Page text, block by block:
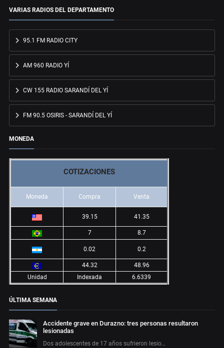
VARIAS RADIOS DEL DEPARTAMENTO
95.1 FM RADIO CITY
AM 960 RADIO YÍ
CW 155 RADIO SARANDÍ DEL YÍ
FM 90.5 OSIRIS - SARANDÍ DEL YÍ
MONEDA
COTIZACIONES
Moneda Compra Venta
39.15 41.35
7 8.7
0.02 0.2
44.32
48.96
Unidad
Indexada 6.6339
ÚLTIMA SEMANA
Accidente grave en Durazno: tres personas resultaron
lesionadas
Dos adolescentes de 17 años sufrieron lesio…